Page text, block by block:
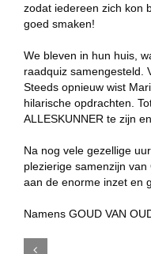
zodat iedereen zich kon
goed smaken!
We bleven in hun huis,
raadquiz samengesteld.
Steeds opnieuw wist
hilarische opdrachten.
ALLESKUNNER te zijn
Na nog vele gezellige
plezierige samenzijn
aan de enorme inzet en
Namens GOUD VAN